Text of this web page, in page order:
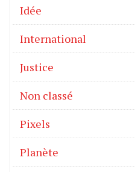
Idée
International
Justice
Non classé
Pixels
Planète